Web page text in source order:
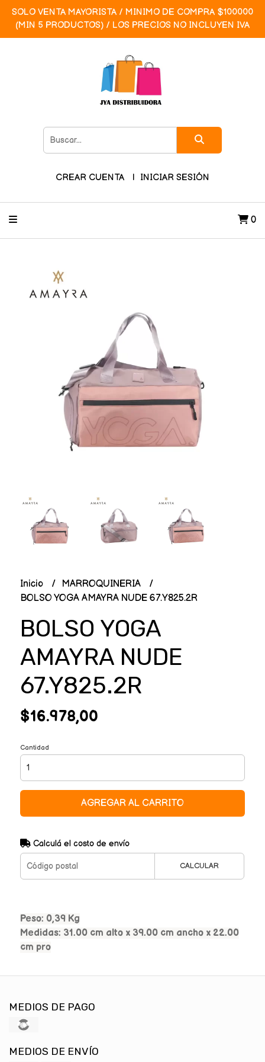
SOLO VENTA MAYORISTA / MINIMO DE COMPRA $100000
(MIN 5 PRODUCTOS) / LOS PRECIOS NO INCLUYEN IVA
CREAR CUENTA INICIAR SESIÓN
0
Inicio
MARROQUINERIA
BOLSO YOGA AMAYRA NUDE 67.Y825.2R
BOLSO YOGA
AMAYRA NUDE
67.Y825.2R
$16.978,00
Cantidad
AGREGAR AL CARRITO
Calculá el costo de envío
CALCULAR
Peso: 0,39 Kg
Medidas: 31.00 cm alto x 39.00 cm ancho x 22.00
cm pro
MEDIOS DE PAGO
MEDIOS DE ENVÍO